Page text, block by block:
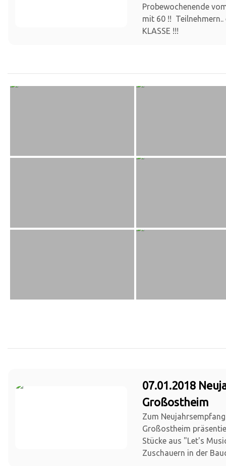
Probewochenende
mit 60 !!
KLASSE !!!
07.01.2018
Großostheim
Zum
Großostheim
Stücke aus "Let's
Zuschauern in der